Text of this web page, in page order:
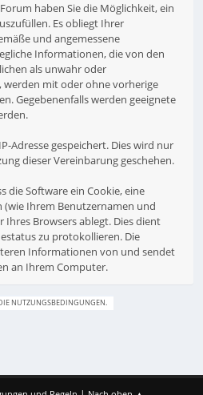
haben Sie die Möglichkeit, ein
Es obliegt Ihrer
und angemessene
Informationen, die von den
als unwahr oder
mit oder ohne vorherige
Gegebenenfalls werden geeignete
Adresse gespeichert. Dies wird nur
dieser Vereinbarung geschehen.
die Software ein Cookie, eine
Ihrem Benutzernamen und
Ihres Browsers ablegt. Dies dient
zu protokollieren. Die
Informationen von und sendet
an Ihrem Computer.